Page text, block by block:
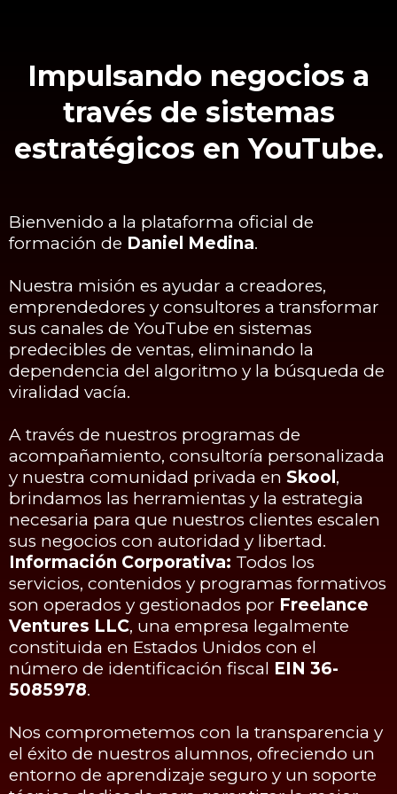
Impulsando negocios a
través de sistemas
estratégicos en YouTube.
Bienvenido a la plataforma oficial de
formación de Daniel Medina.
Nuestra misión es ayudar a creadores,
emprendedores y consultores a transformar
sus canales de YouTube en sistemas
predecibles de ventas, eliminando la
dependencia del algoritmo y la búsqueda de
viralidad vacía.
A través de nuestros programas de
acompañamiento, consultoría personalizada
y nuestra comunidad privada en Skool ,
brindamos las herramientas y la estrategia
necesaria para que nuestros clientes escalen
sus negocios con autoridad y libertad.
Información Corporativa: Todos los
servicios, contenidos y programas formativos
son operados y gestionados por Freelance
Ventures LLC, una empresa legalmente
constituida en Estados Unidos con el
número de identificación fiscal EIN 36-
5085978.
Nos comprometemos con la transparencia y
el éxito de nuestros alumnos, ofreciendo un
entorno de aprendizaje seguro y un soporte